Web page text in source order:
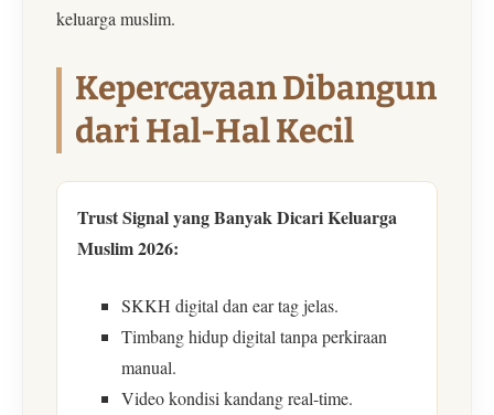
keluarga muslim.
Kepercayaan Dibangun
dari Hal-Hal Kecil
Trust Signal yang Banyak Dicari Keluarga
Muslim 2026:
SKKH digital dan ear tag jelas.
Timbang hidup digital tanpa perkiraan
manual.
Video kondisi kandang real-time.